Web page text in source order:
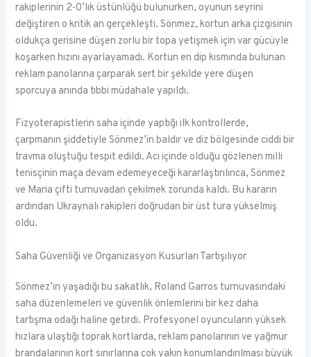
rakiplerinin 2-0’lık üstünlüğü bulunurken, oyunun seyrini
değiştiren o kritik an gerçekleşti. Sönmez, kortun arka çizgisinin
oldukça gerisine düşen zorlu bir topa yetişmek için var gücüyle
koşarken hızını ayarlayamadı. Kortun en dip kısmında bulunan
reklam panolarına çarparak sert bir şekilde yere düşen
sporcuya anında tıbbi müdahale yapıldı.
Fizyoterapistlerin saha içinde yaptığı ilk kontrollerde,
çarpmanın şiddetiyle Sönmez’in baldır ve diz bölgesinde ciddi bir
travma oluştuğu tespit edildi. Acı içinde olduğu gözlenen milli
tenisçinin maça devam edemeyeceği kararlaştırılınca, Sönmez
ve Maria çifti turnuvadan çekilmek zorunda kaldı. Bu kararın
ardından Ukraynalı rakipleri doğrudan bir üst tura yükselmiş
oldu.
Saha Güvenliği ve Organizasyon Kusurları Tartışılıyor
Sönmez’in yaşadığı bu sakatlık, Roland Garros turnuvasındaki
saha düzenlemeleri ve güvenlik önlemlerini bir kez daha
tartışma odağı haline getirdi. Profesyonel oyuncuların yüksek
hızlara ulaştığı toprak kortlarda, reklam panolarının ve yağmur
brandalarının kort sınırlarına çok yakın konumlandırılması büyük